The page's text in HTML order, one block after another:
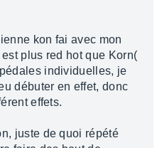
kon fai avec mon
plus red hot que Korn(
individuelles, je
débuter en effet, donc
effets.
juste de quoi répété